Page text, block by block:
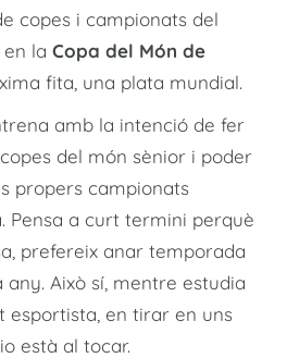
copes i campionats del
en la Copa del Món de
fita, una plata mundial.
amb la intenció de fer
del món sènior i poder
propers campionats
Pensa a curt termini perquè
prefereix anar temporada
Això sí, mentre estudia
esportista, en tirar en uns
està al tocar.